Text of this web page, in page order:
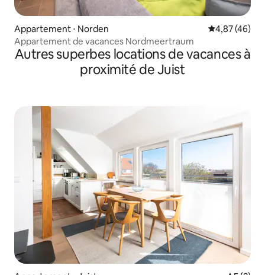
Appartement ⋅ Norden Évaluation
4,87 (46)
Appartement de vacances Nordmeertraum
Autres superbes locations de vacances à
proximité de Juist